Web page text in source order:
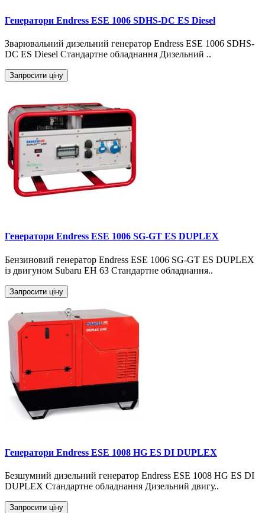
Генератори Endress ESE 1006 SDHS-DC ES Diesel
Зварювальний дизельний генератор Endress ESE 1006 SDHS-
DC ES Diesel Стандартне обладнання Дизельний ..
Запросити ціну
Генератори Endress ESE 1006 SG-GT ES DUPLEX
Бензиновий генератор Endress ESE 1006 SG-GT ES DUPLEX
із двигуном Subaru EH 63 Стандартне обладнання..
Запросити ціну
Генератори Endress ESE 1008 HG ES DI DUPLEX
Безшумний дизельний генератор Endress ESE 1008 HG ES DI
DUPLEX Стандартне обладнання Дизельний двигу..
Запросити ціну